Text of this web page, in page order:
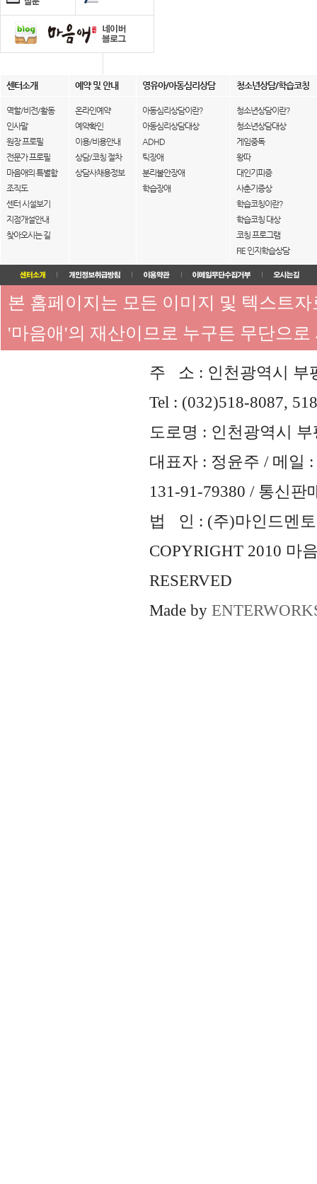
센터소개 예약 및 안내 영유아/아동심리상담 청소년상담/학습코칭
역할/비전/활동
인사말
원장 프로필
전문가 프로필
마음애의 특별함
조직도
센터 시설보기
지점개설안내
찾아오시는 길
온라인예약
예약확인
이용/비용안내
상담/코칭 절차
상담사채용정보
아동심리상담이란?
아동심리상담대상
ADHD
틱장애
분리불안장애
학습장애
청소년상담이란?
청소년상담대상
게임중독
왕따
대인기피증
사춘기증상
학습코칭이란?
학습코칭 대상
코칭 프로그램
FIE 인지학습상담
본 홈페이지는 모든 이미지 및 텍스트
'마음애'의 재산이므로 누구든 무단으
주 소 : 인천광역시 부
Tel : (032)518-8087,
도로명 : 인천광역시
대표자 : 정윤주 / 메일 :
131-91-79380 / 통신판
법 인 : (주)마인드멘토
COPYRIGHT 2010 마
RESERVED
Made by